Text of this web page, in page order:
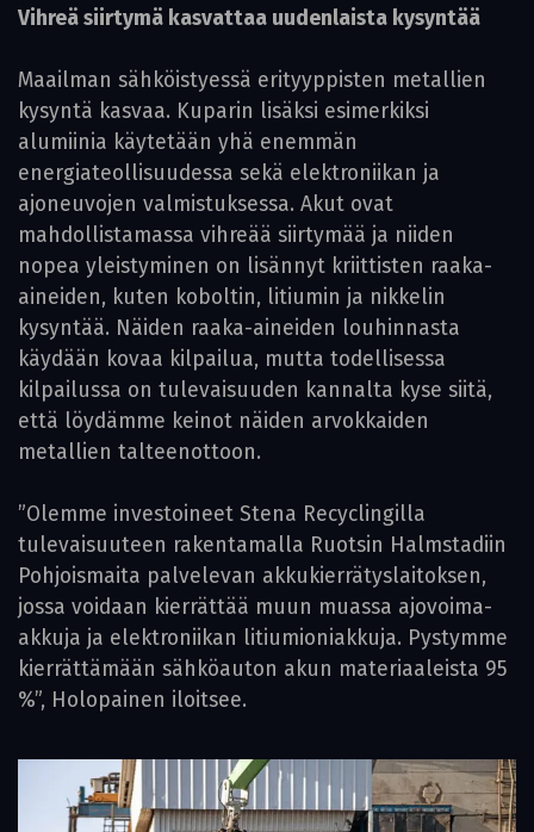
Vihreä siirtymä kasvattaa uudenlaista kysyntää
Maailman sähköistyessä erityyppisten metallien
kysyntä kasvaa. Kuparin lisäksi esimerkiksi
alumiinia käytetään yhä enemmän
energiateollisuudessa sekä elektroniikan ja
ajoneuvojen valmistuksessa. Akut ovat
mahdollistamassa vihreää siirtymää ja niiden
nopea yleistyminen on lisännyt kriittisten raaka-
aineiden, kuten koboltin, litiumin ja nikkelin
kysyntää. Näiden raaka-aineiden louhinnasta
käydään kovaa kilpailua, mutta todellisessa
kilpailussa on tulevaisuuden kannalta kyse siitä,
että löydämme keinot näiden arvokkaiden
metallien talteenottoon.
”Olemme investoineet Stena Recyclingilla
tulevaisuuteen rakentamalla Ruotsin Halmstadiin
Pohjoismaita palvelevan akkukierrätyslaitoksen,
jossa voidaan kierrättää muun muassa ajovoima-
akkuja ja elektroniikan litiumioniakkuja. Pystymme
kierrättämään sähköauton akun materiaaleista 95
%”, Holopainen iloitsee.